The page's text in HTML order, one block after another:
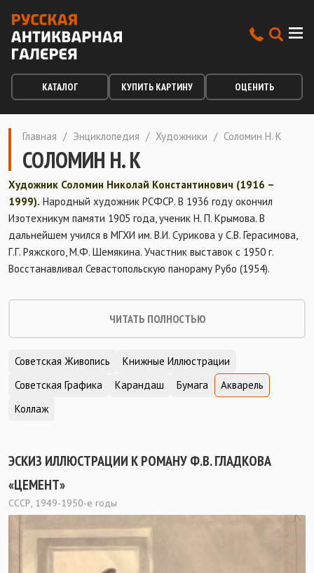
КАТАЛОГ КУПИТЬ КАРТИНУ ОЦЕНИТЬ
Главная / Энциклопедия / Художники / Соломин Н. К
СОЛОМИН Н. К
Художник Соломин Николай Константинович (1916 –
1999). Народный художник РСФСР. В 1936 году окончил
Изотехникум памяти 1905 года, ученик Н. П. Крымова. В
дальнейшем учился в МГХИ им. В.И. Сурикова у С.В. Герасимова,
Г.Г. Ряжского, М.Ф. Шемякина. Участник выставок с 1950 г.
Восстанавливал Севастопольскую панораму Рубо (1954).
ЧИТАТЬ ПОЛНОСТЬЮ
Советская Живопись
Книжные Иллюстрации
Советская Графика
Карандаш Бумага
Акварель
Коллаж
ЭСКИЗ ИЛЛЮСТРАЦИИ К РОМАНУ Ф.В. ГЛАДКОВА
«ЦЕМЕНТ»
СССР, 1949-1950-е годы